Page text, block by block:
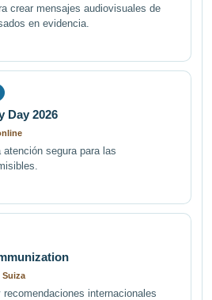
crear mensajes audiovisuales de
en evidencia.
Day 2026
segura para las
Suiza
internacionales